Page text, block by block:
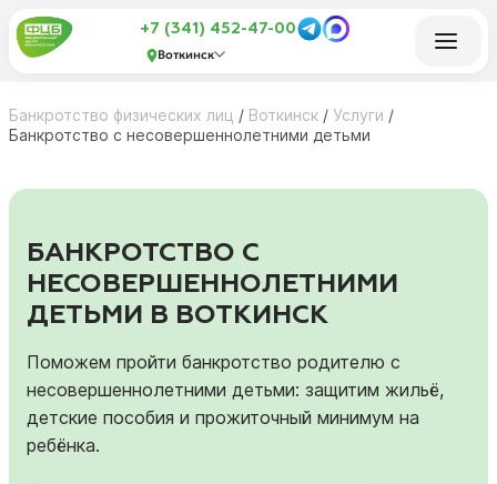
+7 (341) 452-47-00
Воткинск
Банкротство физических лиц / Воткинск / Услуги /
Банкротство с несовершеннолетними детьми
БАНКРОТСТВО С
НЕСОВЕРШЕННОЛЕТНИМИ
ДЕТЬМИ В ВОТКИНСК
Поможем пройти банкротство родителю с
несовершеннолетними детьми: защитим жильё,
детские пособия и прожиточный минимум на
ребёнка.